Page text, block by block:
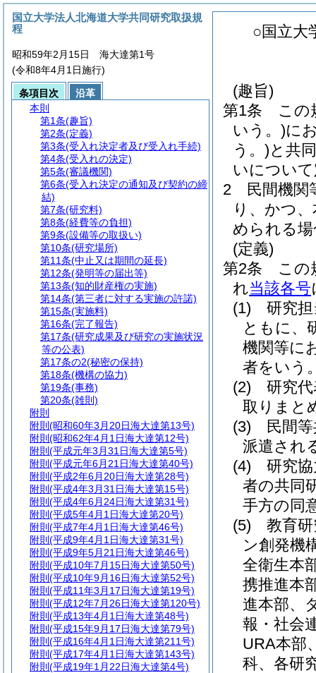
○国立大
(趣旨)
第1条
この
いう。)に
う。)と共
いについ
2
民間機関
り、かつ
められる
(定義)
第2条
この
れ当該各号
(1)
研究
ともに、
機関等に
者をいう
(2)
研究
取りまと
(3)
民間
派遣され
(4)
研究
者の共同
手方の同
(5)
教育
ン創発機
全衛生本
携推進本
進本部、
報・社会
URA本部
科、各研
国立大学法人北海道大学共同研究取扱規
程
昭和59年2月15日 海大達第1号
(令和8年4月1日施行)
条項目次
沿革
本則
第1条(趣旨)
第2条(定義)
第3条(受入れ決定者及び受入れ手続)
第4条(受入れの決定)
第5条(審議機関)
第6条(受入れ決定の通知及び契約の締
結)
第7条(研究料)
第8条(経費等の負担)
第9条(設備等の取扱い)
第10条(研究場所)
第11条(中止又は期間の延長)
第12条(発明等の届出等)
第13条(知的財産権の実施)
第14条(第三者に対する実施の許諾)
第15条(実施料)
第16条(完了報告)
第17条(研究成果及び研究の実施状況
等の公表)
第17条の2(秘密の保持)
第18条(機構の協力)
第19条(事務)
第20条(雑則)
附則
附則 (昭和60年3月20日海大達第13号)
附則 (昭和62年4月1日海大達第12号)
附則 (平成元年3月31日海大達第5号)
附則 (平成元年6月21日海大達第40号)
附則 (平成2年6月20日海大達第28号)
附則 (平成4年3月31日海大達第15号)
附則 (平成4年6月24日海大達第31号)
附則 (平成5年4月1日海大達第20号)
附則 (平成7年4月1日海大達第46号)
附則 (平成9年4月1日海大達第31号)
附則 (平成9年5月21日海大達第46号)
附則 (平成10年7月15日海大達第50号)
附則 (平成10年9月16日海大達第52号)
附則 (平成11年3月17日海大達第19号)
附則 (平成12年7月26日海大達第120号)
附則 (平成13年4月1日海大達第48号)
附則 (平成15年9月17日海大達第79号)
附則 (平成16年4月1日海大達第211号)
附則 (平成17年4月1日海大達第143号)
附則 (平成19年1月22日海大達第4号)